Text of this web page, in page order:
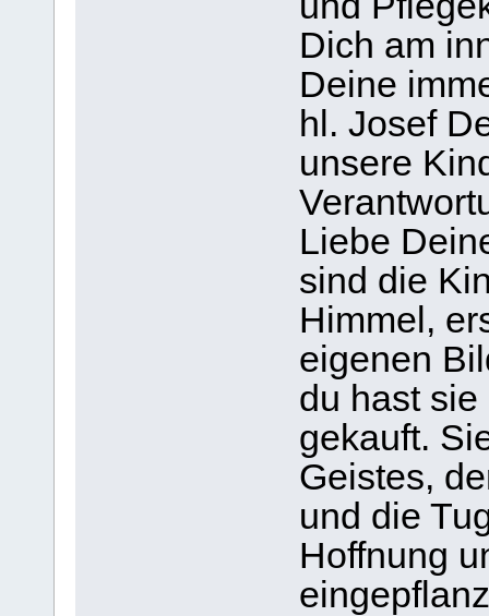
Dich am
Deine
hl. Josef
unsere
Liebe
sind die
Himmel,
eigenen
du hast
gekauft.
Geistes,
und die
Hoffnung